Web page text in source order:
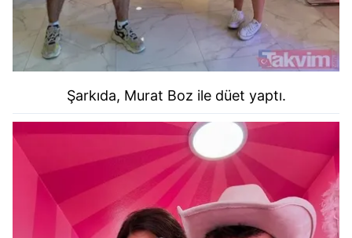
Şarkıda, Murat Boz ile düet yaptı.